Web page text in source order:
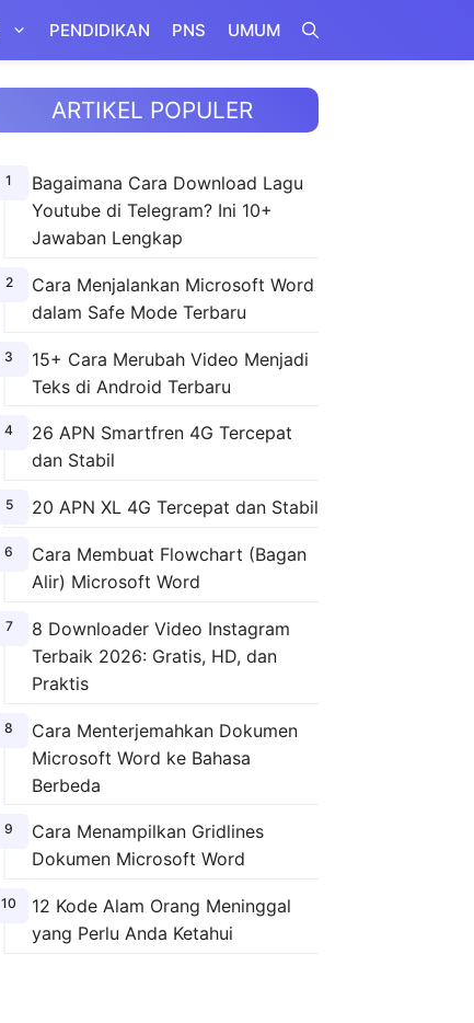
PENDIDIKAN PNS UMUM
ARTIKEL POPULER
Bagaimana Cara Download Lagu
Youtube di Telegram? Ini 10+
Jawaban Lengkap
Cara Menjalankan Microsoft Word
dalam Safe Mode Terbaru
15+ Cara Merubah Video Menjadi
Teks di Android Terbaru
26 APN Smartfren 4G Tercepat
dan Stabil
20 APN XL 4G Tercepat dan Stabil
Cara Membuat Flowchart (Bagan
Alir) Microsoft Word
8 Downloader Video Instagram
Terbaik 2026: Gratis, HD, dan
Praktis
Cara Menterjemahkan Dokumen
Microsoft Word ke Bahasa
Berbeda
Cara Menampilkan Gridlines
Dokumen Microsoft Word
12 Kode Alam Orang Meninggal
yang Perlu Anda Ketahui